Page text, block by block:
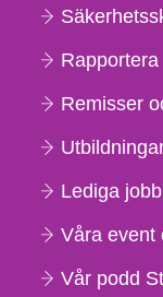
Remisser
Lediga jobb
Våra event
Vår podd